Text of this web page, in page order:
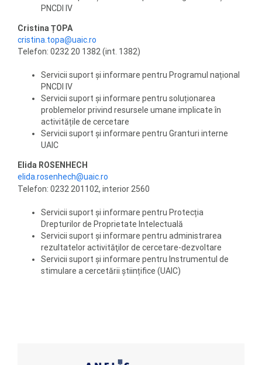
PNCDI IV
Cristina ȚOPA
cristina.topa@uaic.ro
Telefon: 0232 20 1382 (int. 1382)
Servicii suport și informare pentru Programul național
PNCDI IV
Servicii suport și informare pentru soluționarea
problemelor privind resursele umane implicate în
activitățile de cercetare
Servicii suport și informare pentru Granturi interne
UAIC
Elida ROSENHECH
elida.rosenhech@uaic.ro
Telefon: 0232 201102, interior 2560
Servicii suport și informare pentru Protecția
Drepturilor de Proprietate Intelectuală
Servicii suport și informare pentru administrarea
rezultatelor activităţilor de cercetare-dezvoltare
Servicii suport și informare pentru Instrumentul de
stimulare a cercetării științifice (UAIC)